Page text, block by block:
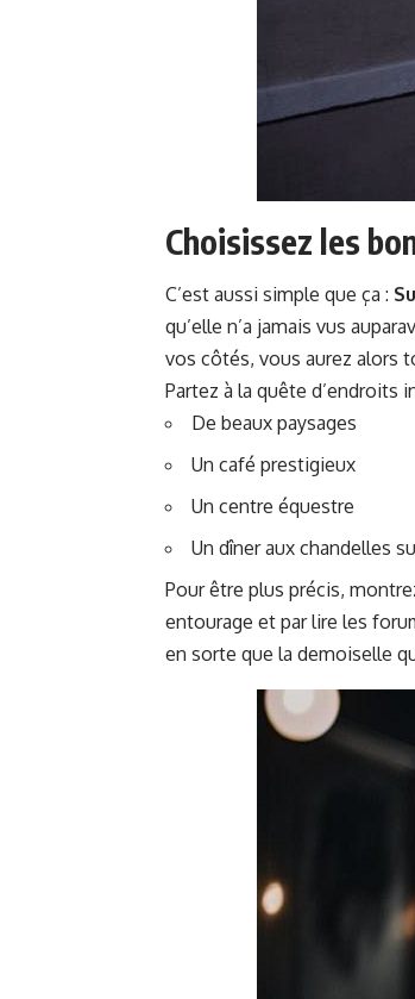
Choisissez les
C’est aussi simple que ça :
qu’elle n’a jamais vus
vos côtés, vous aurez alors
Partez à la quête d’endroits
De beaux paysages
Un café prestigieux
Un centre équestre
Un dîner aux chandelles
Pour être plus précis,
entourage et par lire les
en sorte que la demoiselle